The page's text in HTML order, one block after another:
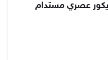
عصري مستدام